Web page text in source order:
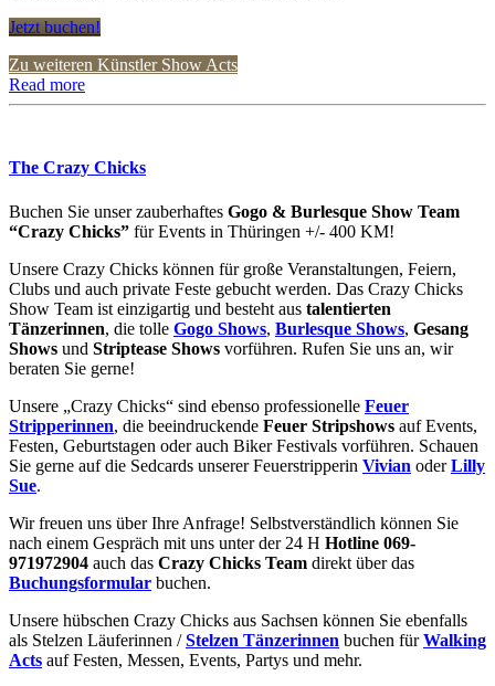
Jetzt buchen!
Zu weiteren Künstler Show Acts
Read more
The Crazy Chicks
Buchen Sie unser zauberhaftes Gogo & Burlesque Show Team
“Crazy Chicks” für Events in Thüringen +/- 400 KM!
Unsere Crazy Chicks können für große Veranstaltungen, Feiern,
Clubs und auch private Feste gebucht werden. Das Crazy Chicks
Show Team ist einzigartig und besteht aus talentierten
Tänzerinnen, die tolle Gogo Shows, Burlesque Shows, Gesang
Shows und Striptease Shows vorführen. Rufen Sie uns an, wir
beraten Sie gerne!
Unsere „Crazy Chicks“ sind ebenso professionelle Feuer
Stripperinnen, die beeindruckende Feuer Stripshows auf Events,
Festen, Geburtstagen oder auch Biker Festivals vorführen. Schauen
Sie gerne auf die Sedcards unserer Feuerstripperin Vivian oderLilly
Sue.
Wir freuen uns über Ihre Anfrage! Selbstverständlich können Sie
nach einem Gespräch mit uns unter der 24 H Hotline 069-
971972904 auch das Crazy Chicks Team direkt über das
Buchungsformular buchen.
Unsere hübschen Crazy Chicks aus Sachsen können Sie ebenfalls
als Stelzen Läuferinnen /Stelzen Tänzerinnen buchen fürWalking
Acts auf Festen, Messen, Events, Partys und mehr.